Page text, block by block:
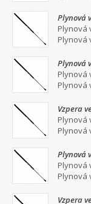
Plynová
Plynová
Plynová
Plynová
Plynová
Plynová
Vzpera
Plynová
Plynová
Plynová
Plynová
Plynová
Vzpera